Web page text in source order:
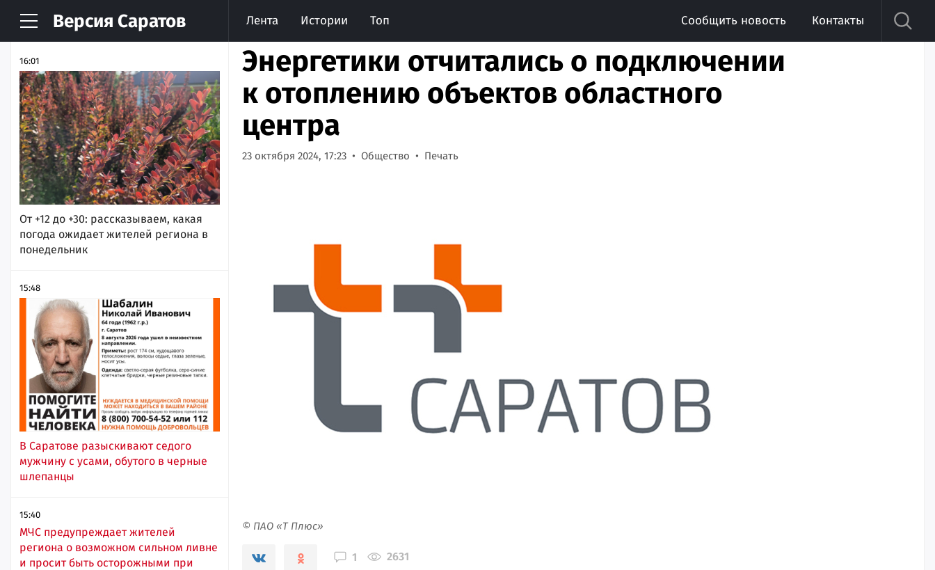
Версия Саратов Лента Истории Топ Сообщить новость Контакты
НОВОСТИ АРХИВ
16:01
От +12 до +30: рассказываем, какая
погода ожидает жителей региона в
понедельник
15:48
В Саратове разыскивают седого
мужчину с усами, обутого в черные
шлепанцы
15:40
МЧС предупреждает жителей
региона о возможном сильном ливне
и просит быть осторожными при
Энергетики отчитались о подключении
к отоплению объектов областного
центра
23 октября 2024, 17:23 Общество Печать
© ПАО «Т Плюс»
1 2631